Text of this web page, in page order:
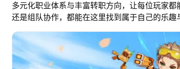
多元化职业体系与丰富转职方向，让每位玩家
还是组队协作，都能在这里找到属于自己的乐趣